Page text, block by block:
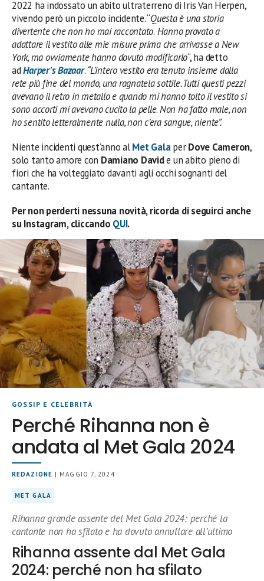
2022 ha indossato un abito ultraterreno di Iris Van Herpen,
vivendo però un piccolo incidente. “Questa è una storia
divertente che non ho mai raccontato. Hanno provato a
adattare il vestito alle mie misure prima che arrivasse a New
York, ma ovviamente hanno dovuto modificarlo“, ha detto
adHarper’s Bazaar.“L’intero vestito era tenuto insieme dalla
rete più fine del mondo, una ragnatela sottile. Tutti questi pezzi
avevano il retro in metalloe quando mi hanno tolto il vestito si
sono accorti mi avevano cucito la pelle.Non ha fatto male, non
ho sentito letteralmente nulla, non c’era sangue, niente”.
Niente incidenti quest’anno alMet GalaperDove Cameron,
solo tanto amore con Damiano Davide un abito pieno di
fiori che ha volteggiato davanti agli occhi sognanti del
cantante.
Per non perderti nessuna novità, ricorda di seguirci anche
su Instagram, cliccando QUI.
GOSSIP E CELEBRITÀ
Perché Rihanna non è
andata al Met Gala 2024
REDAZIONE | MAGGIO 7, 2024
MET GALA
Rihanna grande assente del Met Gala 2024: perché la
cantante non ha sfilato e ha dovuto annullare all’ultimo
Rihanna assente dal Met Gala
2024: perché non ha sfilato